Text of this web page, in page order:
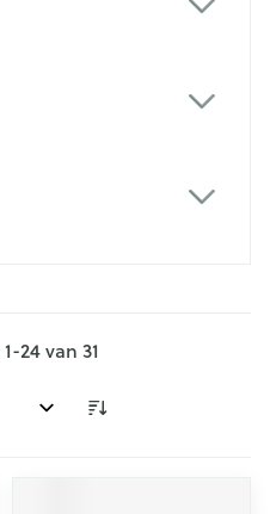
1-24van 31